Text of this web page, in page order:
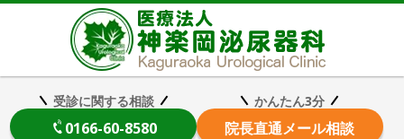
受診に関する相談
0166-60-8580
かんたん3分
院長直通メール相談